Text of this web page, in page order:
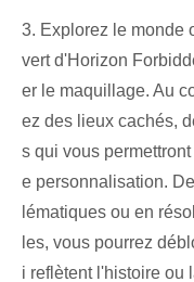
3. Explorez le monde
vert d'Horizon
er le maquillage. ⁤Au
ez des lieux cachés,
s qui vous
e personnalisation.
lématiques ou en
les, vous pourrez
i reflètent l'histoire ou